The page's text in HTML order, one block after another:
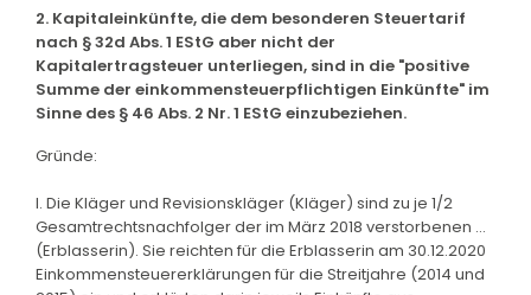
2. Kapitaleinkünfte, die dem besonderen Steuertarif
nach § 32d Abs. 1 EStG aber nicht der
Kapitalertragsteuer unterliegen, sind in die "positive
Summe der einkommensteuerpflichtigen Einkünfte" im
Sinne des § 46 Abs. 2 Nr. 1 EStG einzubeziehen.
Gründe:
I. Die Kläger und Revisionskläger (Kläger) sind zu je 1/2
Gesamtrechtsnachfolger der im März 2018 verstorbenen ...
(Erblasserin). Sie reichten für die Erblasserin am 30.12.2020
Einkommensteuererklärungen für die Streitjahre (2014 und